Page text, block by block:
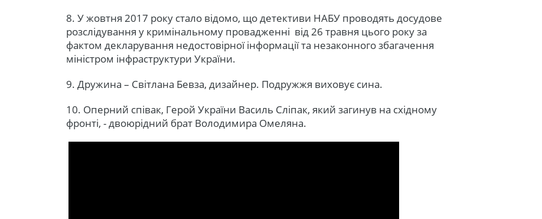
8. У жовтня 2017 року стало відомо, що детективи НАБУ проводять досудове
розслідування у кримінальному провадженні від 26 травня цього року за
фактом декларування недостовірної інформації та незаконного збагачення
міністром інфраструктури України.
9. Дружина – Світлана Бевза, дизайнер. Подружжя виховує сина.
10. Оперний співак, Герой України Василь Сліпак, який загинув на східному
фронті, - двоюрідний брат Володимира Омеляна.